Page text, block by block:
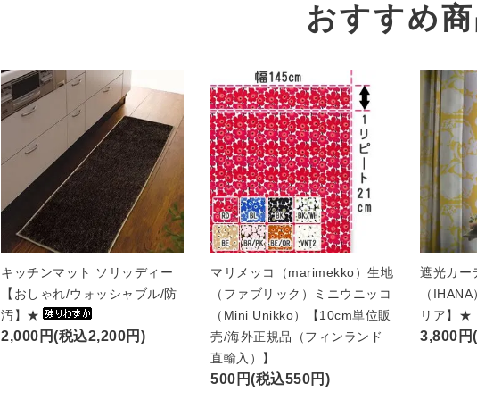
おすすめ
キッチンマット ソリッディー
【おしゃれ/ウォッシャブル/防
汚】★
2,000円(税込2,200円)
マリメッコ（marimekko）生地
（ファブリック）ミニウニッコ
（Mini Unikko）【10cm単位販
売/海外正規品（フィンランド
直輸入）】
500円(税込550円)
遮光カー
（
リア】★
3,800円